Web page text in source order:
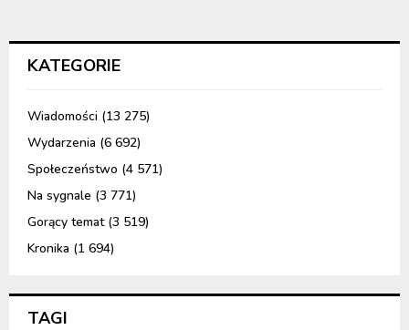
KATEGORIE
Wiadomości (13 275)
Wydarzenia (6 692)
Społeczeństwo (4 571)
Na sygnale (3 771)
Gorący temat(3 519)
Kronika (1 694)
TAGI